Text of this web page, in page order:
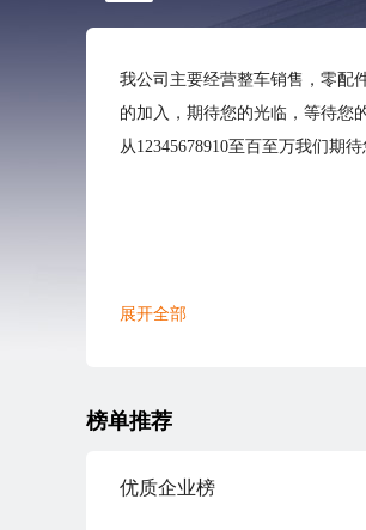
我公司主要经营整车销售，零配
的加入，期待您的光临，等待您
从12345678910至百至万我们期
展开全部
榜单推荐
优质企业榜